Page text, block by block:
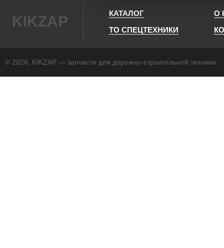
KIKZAP КАТАЛОГ
О
ТО СПЕЦТЕХНИКИ
© 2026, KIKZAP — запчасти для дорожно-строительной техники